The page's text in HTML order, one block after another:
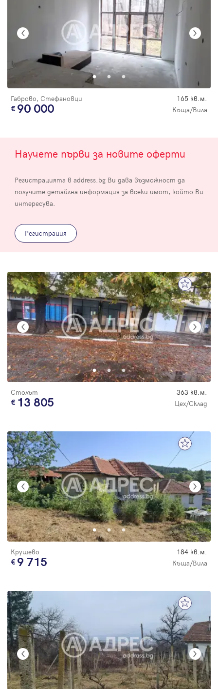
Габрово, Стефановци 165 кв.м.
90 000 Къща/Вила
Научете първи за новите оферти
Регистрацията в address.bg Ви дава възможност да
получите детайлна информация за всеки имот, който Ви
интересува.
Регистрация
Столът 363 кв.м.
13 805 Цех/Склад
Крушево 184 кв.м.
9 715 Къща/Вила